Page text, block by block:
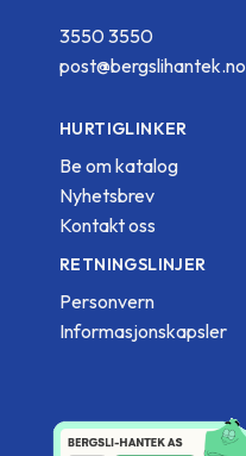
3550 3550
post@bergslihantek.no
HURTIGLINKER
Be om katalog
Nyhetsbrev
Kontakt oss
RETNINGSLINJER
Personvern
Informasjonskapsler